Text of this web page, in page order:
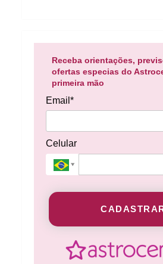
Receba orientações,
ofertas especias do
primeira mão
Email*
Celular